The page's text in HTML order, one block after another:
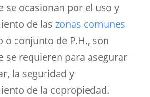
se ocasionan por el uso y
de las zonas comunes
o conjunto de P.H., son
se requieren para asegurar
la seguridad y
de la copropiedad.